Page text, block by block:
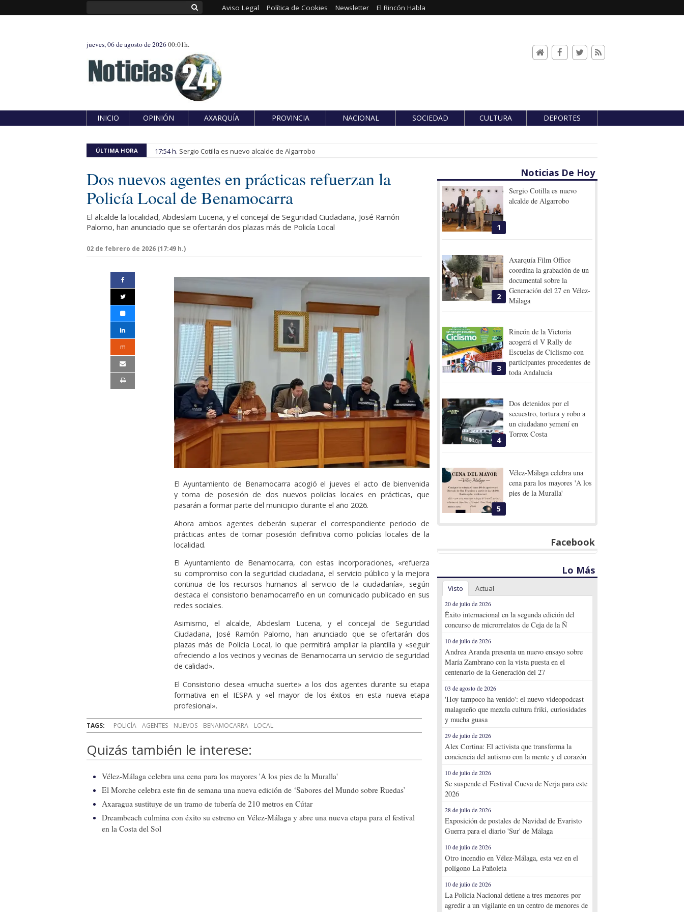
Aviso Legal Política de Cookies Newsletter El Rincón Habla
jueves, 06 de agosto de 202600:01h.
INICIO OPINIÓN AXARQUÍA PROVINCIA NACIONAL SOCIEDAD CULTURA DEPORTES
ÚLTIMA HORA 17:54 h. Sergio Cotilla es nuevo alcalde de Algarrobo
Dos nuevos agentes en prácticas refuerzan la
Policía Local de Benamocarra
El alcalde la localidad, Abdeslam Lucena, y el concejal de Seguridad Ciudadana, José Ramón
Palomo, han anunciado que se ofertarán dos plazas más de Policía Local
02 de febrero de 2026 (17:49 h.)
m
El Ayuntamiento de Benamocarra acogió el jueves el acto de bienvenida
y toma de posesión de dos nuevos policías locales en prácticas, que
pasarán a formar parte del municipio durante el año 2026.
Ahora ambos agentes deberán superar el correspondiente periodo de
prácticas antes de tomar posesión definitiva como policías locales de la
localidad.
El Ayuntamiento de Benamocarra, con estas incorporaciones, «refuerza
su compromiso con la seguridad ciudadana, el servicio público y la mejora
continua de los recursos humanos al servicio de la ciudadanía», según
destaca el consistorio benamocarreño en un comunicado publicado en sus
redes sociales.
Asimismo, el alcalde, Abdeslam Lucena, y el concejal de Seguridad
Ciudadana, José Ramón Palomo, han anunciado que se ofertarán dos
plazas más de Policía Local, lo que permitirá ampliar la plantilla y «seguir
ofreciendo a los vecinos y vecinas de Benamocarra un servicio de seguridad
de calidad».
El Consistorio desea «mucha suerte» a los dos agentes durante su etapa
formativa en el IESPA y «el mayor de los éxitos en esta nueva etapa
profesional».
TAGS: POLICÍA AGENTES NUEVOS BENAMOCARRA LOCAL
Quizás también le interese:
Vélez-Málaga celebra una cena para los mayores 'A los pies de la Muralla'
El Morche celebra este fin de semana una nueva edición de ‘Sabores del Mundo sobre Ruedas’
Axaragua sustituye de un tramo de tubería de 210 metros en Cútar
Dreambeach culmina con éxito su estreno en Vélez-Málaga y abre una nueva etapa para el festival
en la Costa del Sol
Noticias De Hoy
1
Sergio Cotilla es nuevo
alcalde de Algarrobo
2
Axarquía Film Office
coordina la grabación de un
documental sobre la
Generación del 27 en Vélez-
Málaga
3
Rincón de la Victoria
acogerá el V Rally de
Escuelas de Ciclismo con
participantes procedentes de
toda Andalucía
4
Dos detenidos por el
secuestro, tortura y robo a
un ciudadano yemení en
Torrox Costa
5
Vélez-Málaga celebra una
cena para los mayores 'A los
pies de la Muralla'
Facebook
Lo Más
Visto Actual
20 de julio de 2026
Éxito internacional en la segunda edición del
concurso de microrrelatos de Ceja de la Ñ
10 de julio de 2026
Andrea Aranda presenta un nuevo ensayo sobre
María Zambrano con la vista puesta en el
centenario de la Generación del 27
03 de agosto de 2026
'Hoy tampoco ha venido': el nuevo videopodcast
malagueño que mezcla cultura friki, curiosidades
y mucha guasa
29 de julio de 2026
Alex Cortina: El activista que transforma la
conciencia del autismo con la mente y el corazón
10 de julio de 2026
Se suspende el Festival Cueva de Nerja para este
2026
28 de julio de 2026
Exposición de postales de Navidad de Evaristo
Guerra para el diario 'Sur' de Málaga
10 de julio de 2026
Otro incendio en Vélez-Málaga, esta vez en el
polígono La Pañoleta
10 de julio de 2026
La Policía Nacional detiene a tres menores por
agredir a un vigilante en un centro de menores de